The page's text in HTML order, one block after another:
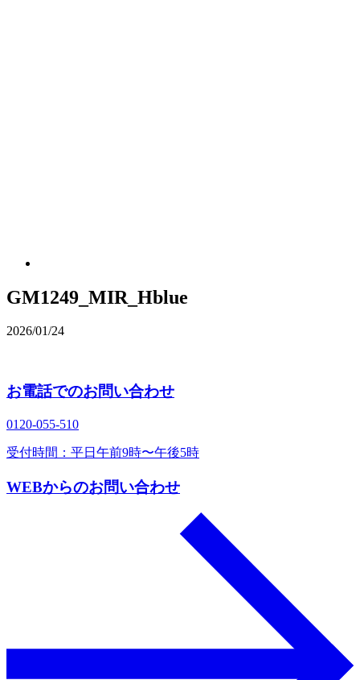
GM1249_MIR_Hblue
2026/01/24
お電話でのお問い合わせ
0120‐055‐510
受付時間：平日午前9時〜午後5時
WEBからのお問い合わせ